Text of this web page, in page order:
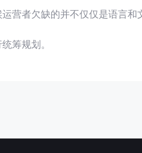
营者欠缺的并不仅仅是语言和
筹规划。